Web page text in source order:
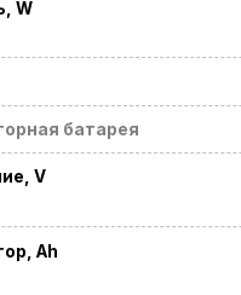
W
батарея
V
Ah